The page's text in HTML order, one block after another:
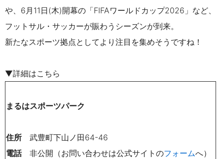
や、6月11日(木)開幕の「FIFAワールドカップ2026」など、
フットサル・サッカーが賑わうシーズンが到来。
新たなスポーツ拠点としてより注目を集めそうですね！
▼詳細はこちら
まるはスポーツパーク
住所 武豊町下山ノ田64-46
電話非公開（お問い合わせは公式サイトのフォームへ）